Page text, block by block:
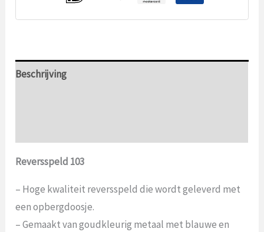
Beschrijving
Reversspeld 103
– Hoge kwaliteit reversspeld die wordt geleverd met
een opbergdoosje.
– Gemaakt van goudkleurig metaal met blauwe en